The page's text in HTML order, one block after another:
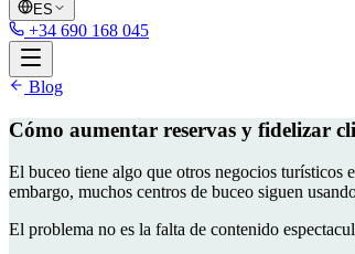
ES
+34 690 168 045
Blog
Cómo aumentar reservas y fidelizar
El buceo tiene algo que otros negocios turísticos
embargo, muchos centros de buceo siguen
El problema no es la falta de contenido